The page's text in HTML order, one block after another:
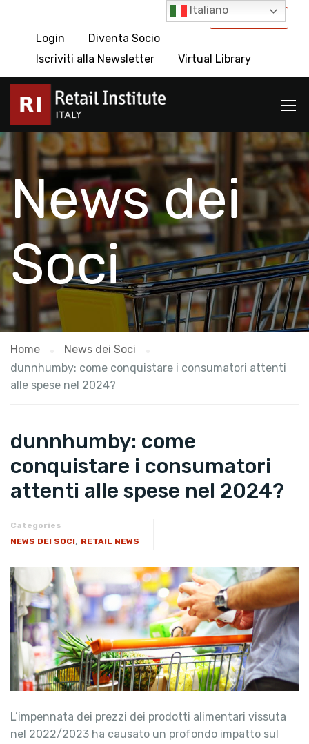
International
Login
Diventa Socio
Iscriviti alla Newsletter
Virtual Library
News dei
Soci
Home
News dei Soci
dunnhumby: come conquistare i consumatori attenti
alle spese nel 2024?
dunnhumby: come
conquistare i consumatori
attenti alle spese nel 2024?
Categories
NEWS DEI SOCI, RETAIL NEWS
L’impennata dei prezzi dei prodotti alimentari vissuta
nel 2022/2023 ha causato un profondo impatto sul
Italiano